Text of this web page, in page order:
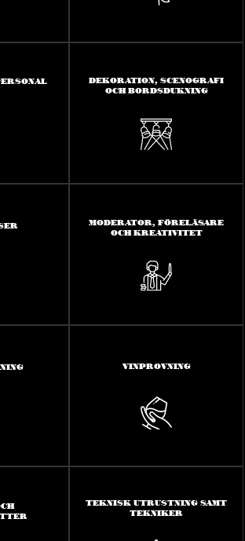
DEKORATION, SCENOGRAFI
OCH BORDSDUKNING
MODERATOR, FÖRELÄSARE
OCH KREATIVITET
VINPROVNING
TEKNISK UTRUSTNING SAMT
TEKNIKER